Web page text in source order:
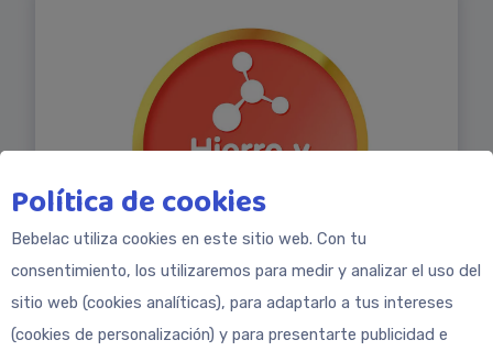
Política de cookies
Bebelac utiliza cookies en este sitio web. Con tu
consentimiento, los utilizaremos para medir y analizar el uso del
sitio web (cookies analíticas), para adaptarlo a tus intereses
(cookies de personalización) y para presentarte publicidad e